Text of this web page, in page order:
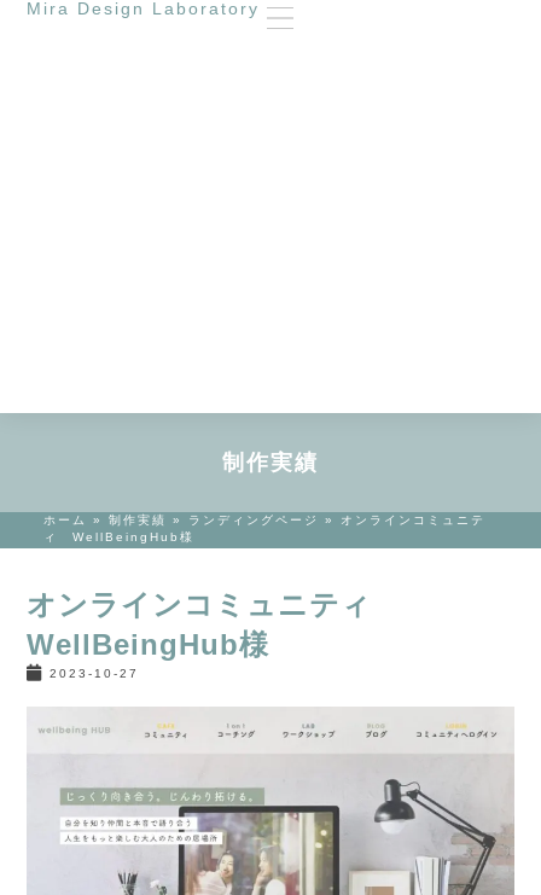
Mira Design Laboratory
制作実績
ホーム » 制作実績 » ランディングページ »
オンラインコミュニテ
ィ WellBeingHub様
オンラインコミュニティ
WellBeingHub様
2023-10-27